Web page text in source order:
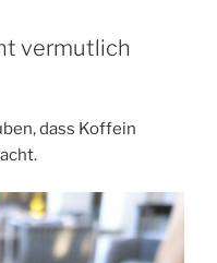
vermutlich
dass Koffein